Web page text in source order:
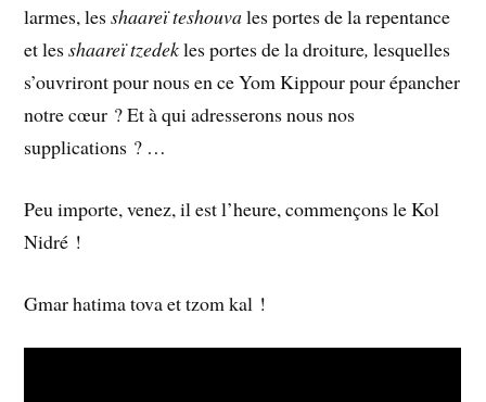
larmes, lesshaareï teshouvales portes de la repentance
et lesshaareï tzedekles portes de la droiture,lesquelles
s’ouvriront pour nous en ce Yom Kippour pour épancher
notre cœur ? Et à qui adresserons nous nos
supplications ? …
Peu importe, venez, il est l’heure, commençons le Kol
Nidré !
Gmar hatima tova et tzom kal !